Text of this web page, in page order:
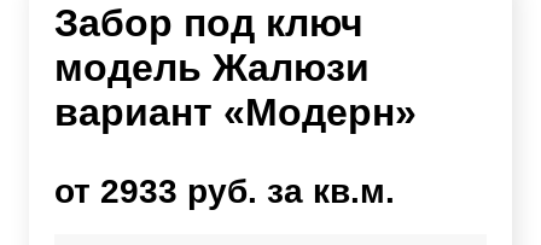
Забор под ключ
модель Жалюзи
вариант «Модерн»
от 2933 руб. за кв.м.